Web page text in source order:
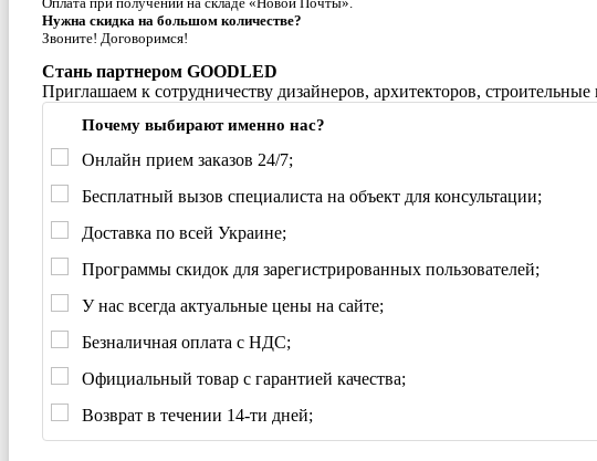
Нужна скидка на большом количестве?
Звоните! Договоримся!
Стань партнером GOODLED
Приглашаем к сотрудничеству дизайнеров, архитекторов,
Почему выбирают именно нас?
Онлайн прием заказов 24/7;
Бесплатный вызов специалиста на объект для консультации;
Доставка по всей Украине;
Программы скидок для зарегистрированных пользователей;
У нас всегда актуальные цены на сайте;
Безналичная оплата с НДС;
Официальный товар с гарантией качества;
Возврат в течении 14-ти дней;